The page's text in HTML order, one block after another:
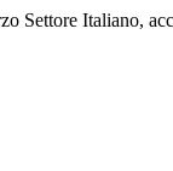
Settore Italiano,